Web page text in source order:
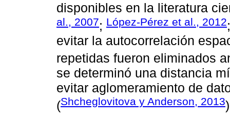
disponibles en la literatura
al., 2007; López-Pérez et al., 2012
evitar la autocorrelación
repetidas fueron eliminados
se determinó una distancia
evitar aglomeramiento de
(Shcheglovitova y Anderson, 2013